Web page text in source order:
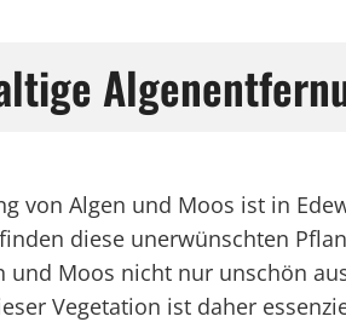
von Algen und Moos ist in
diese unerwünschten
und Moos nicht nur unschön
Vegetation ist daher